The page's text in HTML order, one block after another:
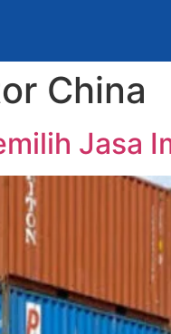
China
Jasa